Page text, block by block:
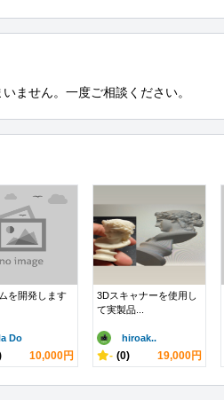
ません。一度ご相談ください。
を開発します
Do
10,000円
3Dスキャナーを使用し
て実製品...
hiroak..
- (0) 19,000円